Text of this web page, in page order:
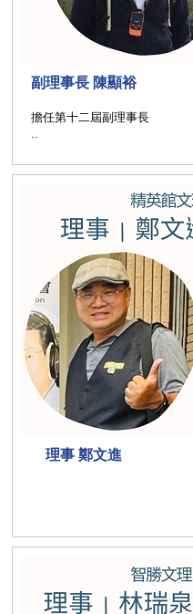
副理事長 陳顯裕
擔任第十二屆副理事長
..
理事 鄭文進